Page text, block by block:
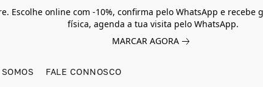
Escolhe online com -10%, confirma pelo WhatsApp e
física, agenda a tua visita pelo WhatsApp.
MARCAR AGORA
FALE CONNOSCO